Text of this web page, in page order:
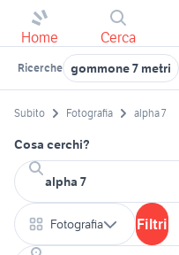
Home Cerca
Ricerche gommone 7 metri
Subito Fotografia alpha 7
Cosa cerchi?
Fotografia Filtri